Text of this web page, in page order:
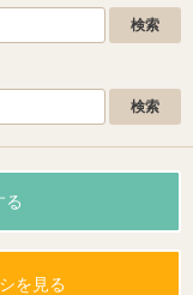
る
を見る